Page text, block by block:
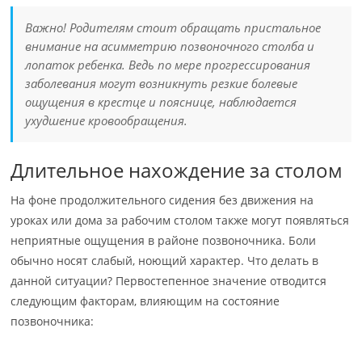
Важно! Родителям стоит обращать пристальное
внимание на асимметрию позвоночного столба и
лопаток ребенка. Ведь по мере прогрессирования
заболевания могут возникнуть резкие болевые
ощущения в крестце и пояснице, наблюдается
ухудшение кровообращения.
Длительное нахождение за столом
На фоне продолжительного сидения без движения на
уроках или дома за рабочим столом также могут появляться
неприятные ощущения в районе позвоночника. Боли
обычно носят слабый, ноющий характер. Что делать в
данной ситуации? Первостепенное значение отводится
следующим факторам, влияющим на состояние
позвоночника: